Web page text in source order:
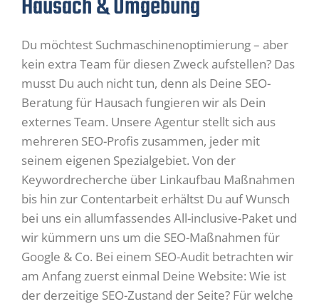
Hausach & Umgebung
Du möchtest Suchmaschinenoptimierung – aber
kein extra Team für diesen Zweck aufstellen? Das
musst Du auch nicht tun, denn als Deine SEO-
Beratung für Hausach fungieren wir als Dein
externes Team. Unsere Agentur stellt sich aus
mehreren SEO-Profis zusammen, jeder mit
seinem eigenen Spezialgebiet. Von der
Keywordrecherche über Linkaufbau Maßnahmen
bis hin zur Contentarbeit erhältst Du auf Wunsch
bei uns ein allumfassendes All-inclusive-Paket und
wir kümmern uns um die SEO-Maßnahmen für
Google & Co. Bei einem SEO-Audit betrachten wir
am Anfang zuerst einmal Deine Website: Wie ist
der derzeitige SEO-Zustand der Seite? Für welche